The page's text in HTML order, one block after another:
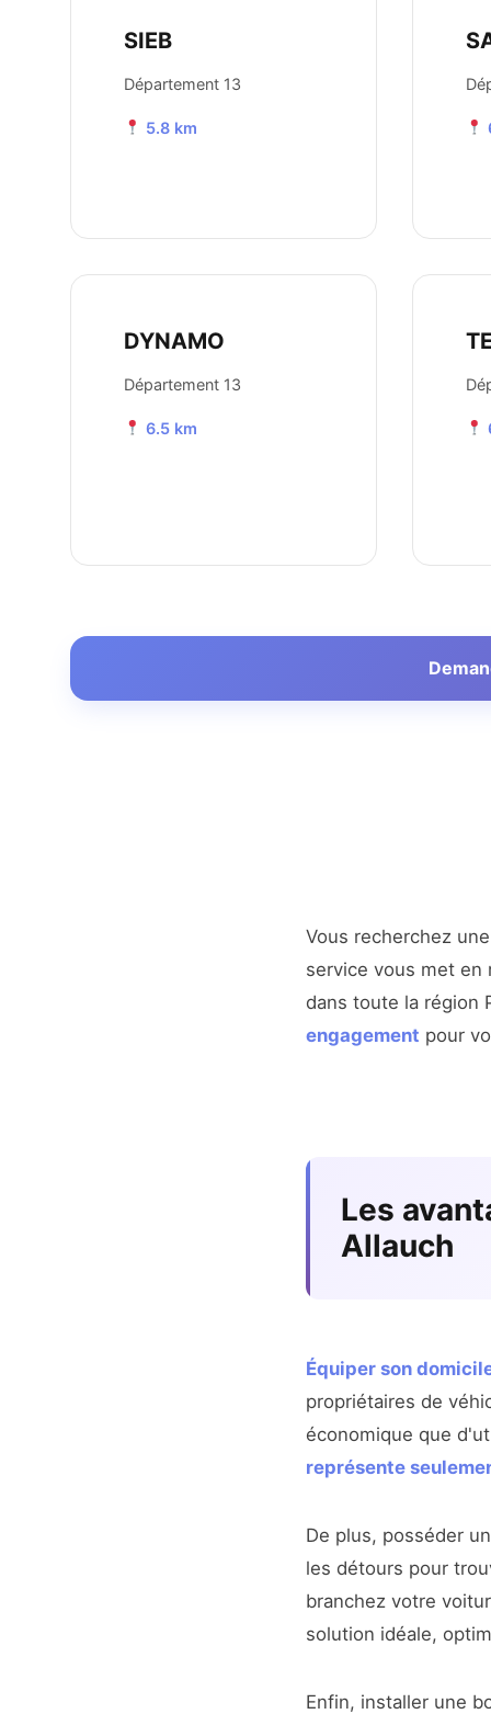
SIEB
Département 13
5.8 km
DYNAMO
Département 13
6.5 km
Vous recherchez
service vous met en
dans toute la région
engagement pour
Les
Allauch
Équiper son
propriétaires de
économique que
représente
De plus, posséder
les détours pour
branchez votre
solution idéale,
Enfin, installer une